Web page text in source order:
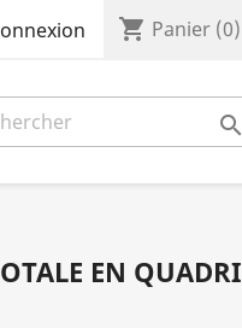
shopping_cart Panier (0)

EN QUADRI